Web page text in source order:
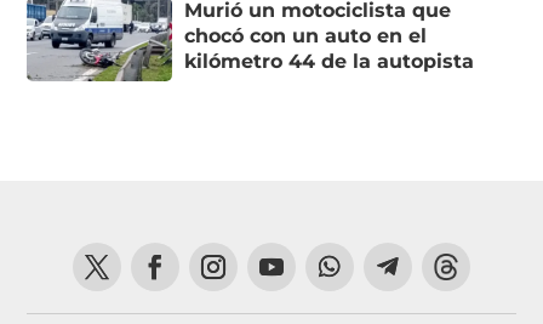
Murió un motociclista que
chocó con un auto en el
kilómetro 44 de la autopista